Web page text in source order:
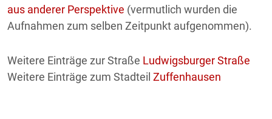
aus anderer Perspektive (vermutlich wurden die
Aufnahmen zum selben Zeitpunkt aufgenommen).
Weitere Einträge zur Straße Ludwigsburger Straße
Weitere Einträge zum Stadteil Zuffenhausen